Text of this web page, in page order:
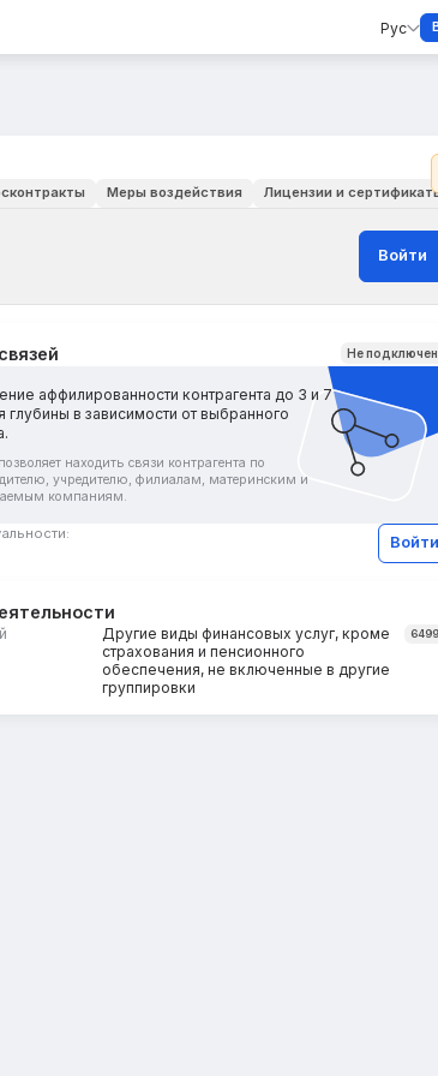
Рус
Меры воздействия Лицензии и
Войти
Не
аффилированности контрагента до 3 и 7
глубины в зависимости от выбранного
находить связи контрагента по
учредителю, филиалам, материнским и
компаниям.
Другие виды финансовых услуг, кроме
страхования и пенсионного
обеспечения, не включенные в другие
группировки